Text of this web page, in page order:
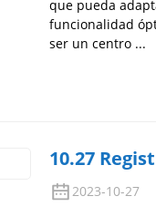
que pueda
funcionalidad
ser un centro ...
10.27
2023-10-27